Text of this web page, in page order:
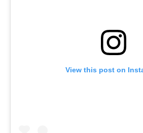
View this post on